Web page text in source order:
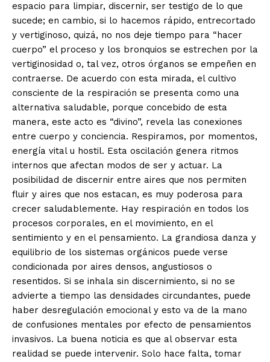
espacio para limpiar, discernir, ser testigo de lo que
sucede; en cambio, si lo hacemos rápido, entrecortado
y vertiginoso, quizá, no nos deje tiempo para “hacer
cuerpo” el proceso y los bronquios se estrechen por la
vertiginosidad o, tal vez, otros órganos se empeñen en
contraerse. De acuerdo con esta mirada, el cultivo
consciente de la respiración se presenta como una
alternativa saludable, porque concebido de esta
manera, este acto es “divino”, revela las conexiones
entre cuerpo y conciencia. Respiramos, por momentos,
energía vital u hostil. Esta oscilación genera ritmos
internos que afectan modos de ser y actuar. La
posibilidad de discernir entre aires que nos permiten
fluir y aires que nos estacan, es muy poderosa para
crecer saludablemente. Hay respiración en todos los
procesos corporales, en el movimiento, en el
sentimiento y en el pensamiento. La grandiosa danza y
equilibrio de los sistemas orgánicos puede verse
condicionada por aires densos, angustiosos o
resentidos. Si se inhala sin discernimiento, si no se
advierte a tiempo las densidades circundantes, puede
haber desregulación emocional y esto va de la mano
de confusiones mentales por efecto de pensamientos
invasivos. La buena noticia es que al observar esta
realidad se puede intervenir. Solo hace falta, tomar